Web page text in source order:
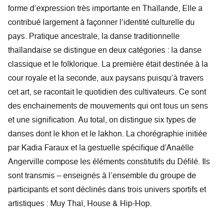
forme d’expression très importante en Thaïlande, Elle a
contribué largement à façonner l’identité culturelle du
pays. Pratique ancestrale, la danse traditionnelle
thaïlandaise se distingue en deux catégories : la danse
classique et le folklorique. La première était destinée à la
cour royale et la seconde, aux paysans puisqu’à travers
cet art, se racontait le quotidien des cultivateurs. Ce sont
des enchainements de mouvements qui ont tous un sens
et une signification. Au total, on distingue six types de
danses dont le khon et le lakhon. La chorégraphie initiée
par Kadia Faraux et la gestuelle spécifique d’Anaëlle
Angerville compose les éléments constitutifs du Défilé. Ils
sont transmis – enseignés à l’ensemble du groupe de
participants et sont déclinés dans trois univers sportifs et
artistiques : Muy Thaï, House & Hip-Hop.